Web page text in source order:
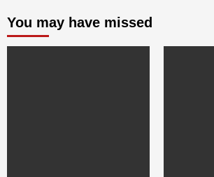
You may have missed